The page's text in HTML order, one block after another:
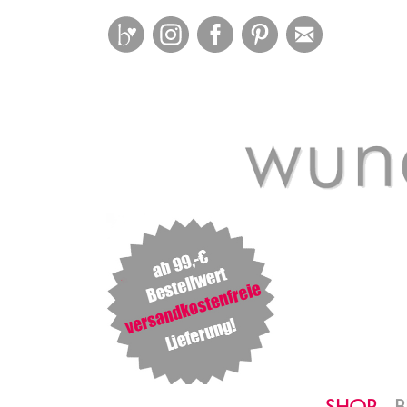
BloglovinInstagramFacebookPinterest